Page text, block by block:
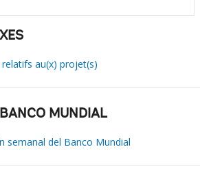
au(x) projet(s)
MUNDIAL
semanal del Banco Mundial